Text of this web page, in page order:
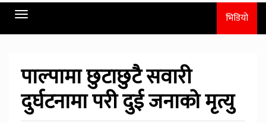
Toggle
navigation
भिडियो
पाल्पामा छुटाछुटै सवारी
दुर्घटनामा परी दुई जनाको मृत्यु